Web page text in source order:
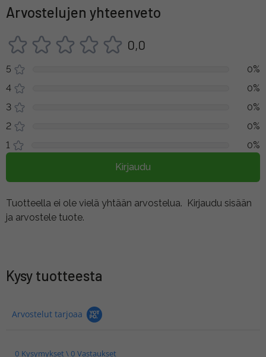
Arvostelujen yhteenveto
0,0
5
0%
4
0%
3
0%
2
0%
1
0%
Kirjaudu
Tuotteella ei ole vielä yhtään arvostelua. Kirjaudu sisään
ja arvostele tuote.
Kysy tuotteesta
Arvostelut tarjoaa
0 Kysymykset \ 0 Vastaukset